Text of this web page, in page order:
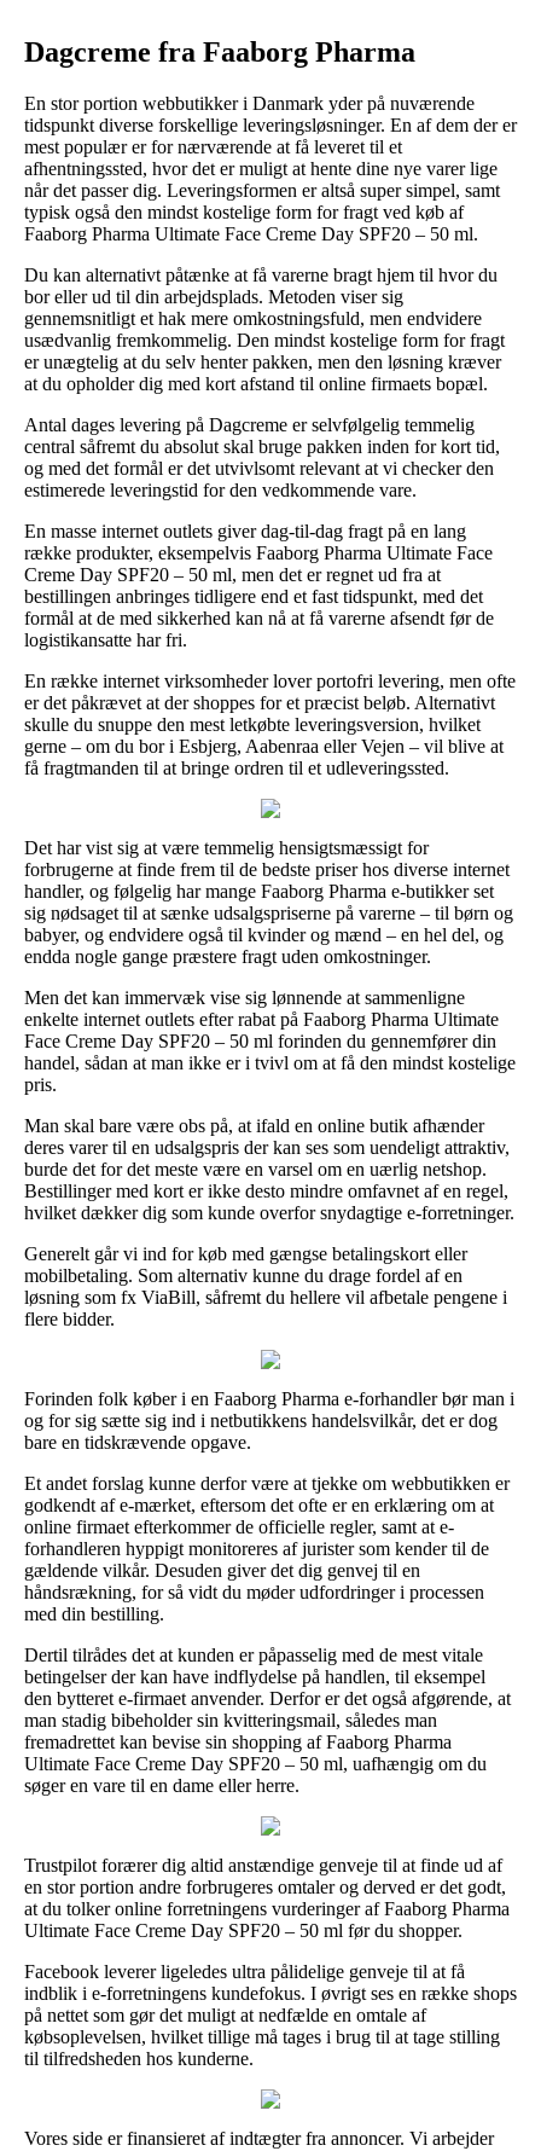
Dagcreme fra Faaborg Pharma
En stor portion webbutikker i Danmark yder på nuværende
tidspunkt diverse forskellige leveringsløsninger. En af dem der er
mest populær er for nærværende at få leveret til et
afhentningssted, hvor det er muligt at hente dine nye varer lige
når det passer dig. Leveringsformen er altså super simpel, samt
typisk også den mindst kostelige form for fragt ved køb af
Faaborg Pharma Ultimate Face Creme Day SPF20 – 50 ml.
Du kan alternativt påtænke at få varerne bragt hjem til hvor du
bor eller ud til din arbejdsplads. Metoden viser sig
gennemsnitligt et hak mere omkostningsfuld, men endvidere
usædvanlig fremkommelig. Den mindst kostelige form for fragt
er unægtelig at du selv henter pakken, men den løsning kræver
at du opholder dig med kort afstand til online firmaets bopæl.
Antal dages levering på Dagcreme er selvfølgelig temmelig
central såfremt du absolut skal bruge pakken inden for kort tid,
og med det formål er det utvivlsomt relevant at vi checker den
estimerede leveringstid for den vedkommende vare.
En masse internet outlets giver dag-til-dag fragt på en lang
række produkter, eksempelvis Faaborg Pharma Ultimate Face
Creme Day SPF20 – 50 ml, men det er regnet ud fra at
bestillingen anbringes tidligere end et fast tidspunkt, med det
formål at de med sikkerhed kan nå at få varerne afsendt før de
logistikansatte har fri.
En række internet virksomheder lover portofri levering, men ofte
er det påkrævet at der shoppes for et præcist beløb. Alternativt
skulle du snuppe den mest letkøbte leveringsversion, hvilket
gerne – om du bor i Esbjerg, Aabenraa eller Vejen – vil blive at
få fragtmanden til at bringe ordren til et udleveringssted.
Det har vist sig at være temmelig hensigtsmæssigt for
forbrugerne at finde frem til de bedste priser hos diverse internet
handler, og følgelig har mange Faaborg Pharma e-butikker set
sig nødsaget til at sænke udsalgspriserne på varerne – til børn og
babyer, og endvidere også til kvinder og mænd – en hel del, og
endda nogle gange præstere fragt uden omkostninger.
Men det kan immervæk vise sig lønnende at sammenligne
enkelte internet outlets efter rabat på Faaborg Pharma Ultimate
Face Creme Day SPF20 – 50 ml forinden du gennemfører din
handel, sådan at man ikke er i tvivl om at få den mindst kostelige
pris.
Man skal bare være obs på, at ifald en online butik afhænder
deres varer til en udsalgspris der kan ses som uendeligt attraktiv,
burde det for det meste være en varsel om en uærlig netshop.
Bestillinger med kort er ikke desto mindre omfavnet af en regel,
hvilket dækker dig som kunde overfor snydagtige e-forretninger.
Generelt går vi ind for køb med gængse betalingskort eller
mobilbetaling. Som alternativ kunne du drage fordel af en
løsning som fx ViaBill, såfremt du hellere vil afbetale pengene i
flere bidder.
Forinden folk køber i en Faaborg Pharma e-forhandler bør man i
og for sig sætte sig ind i netbutikkens handelsvilkår, det er dog
bare en tidskrævende opgave.
Et andet forslag kunne derfor være at tjekke om webbutikken er
godkendt af e-mærket, eftersom det ofte er en erklæring om at
online firmaet efterkommer de officielle regler, samt at e-
forhandleren hyppigt monitoreres af jurister som kender til de
gældende vilkår. Desuden giver det dig genvej til en
håndsrækning, for så vidt du møder udfordringer i processen
med din bestilling.
Dertil tilrådes det at kunden er påpasselig med de mest vitale
betingelser der kan have indflydelse på handlen, til eksempel
den bytteret e-firmaet anvender. Derfor er det også afgørende, at
man stadig bibeholder sin kvitteringsmail, således man
fremadrettet kan bevise sin shopping af Faaborg Pharma
Ultimate Face Creme Day SPF20 – 50 ml, uafhængig om du
søger en vare til en dame eller herre.
Trustpilot forærer dig altid anstændige genveje til at finde ud af
en stor portion andre forbrugeres omtaler og derved er det godt,
at du tolker online forretningens vurderinger af Faaborg Pharma
Ultimate Face Creme Day SPF20 – 50 ml før du shopper.
Facebook leverer ligeledes ultra pålidelige genveje til at få
indblik i e-forretningens kundefokus. I øvrigt ses en række shops
på nettet som gør det muligt at nedfælde en omtale af
købsoplevelsen, hvilket tillige må tages i brug til at tage stilling
til tilfredsheden hos kunderne.
Vores side er finansieret af indtægter fra annoncer. Vi arbejder